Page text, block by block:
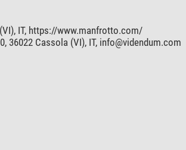
IT, https://www.manfrotto.com/
36022 Cassola (VI), IT, info@videndum.com